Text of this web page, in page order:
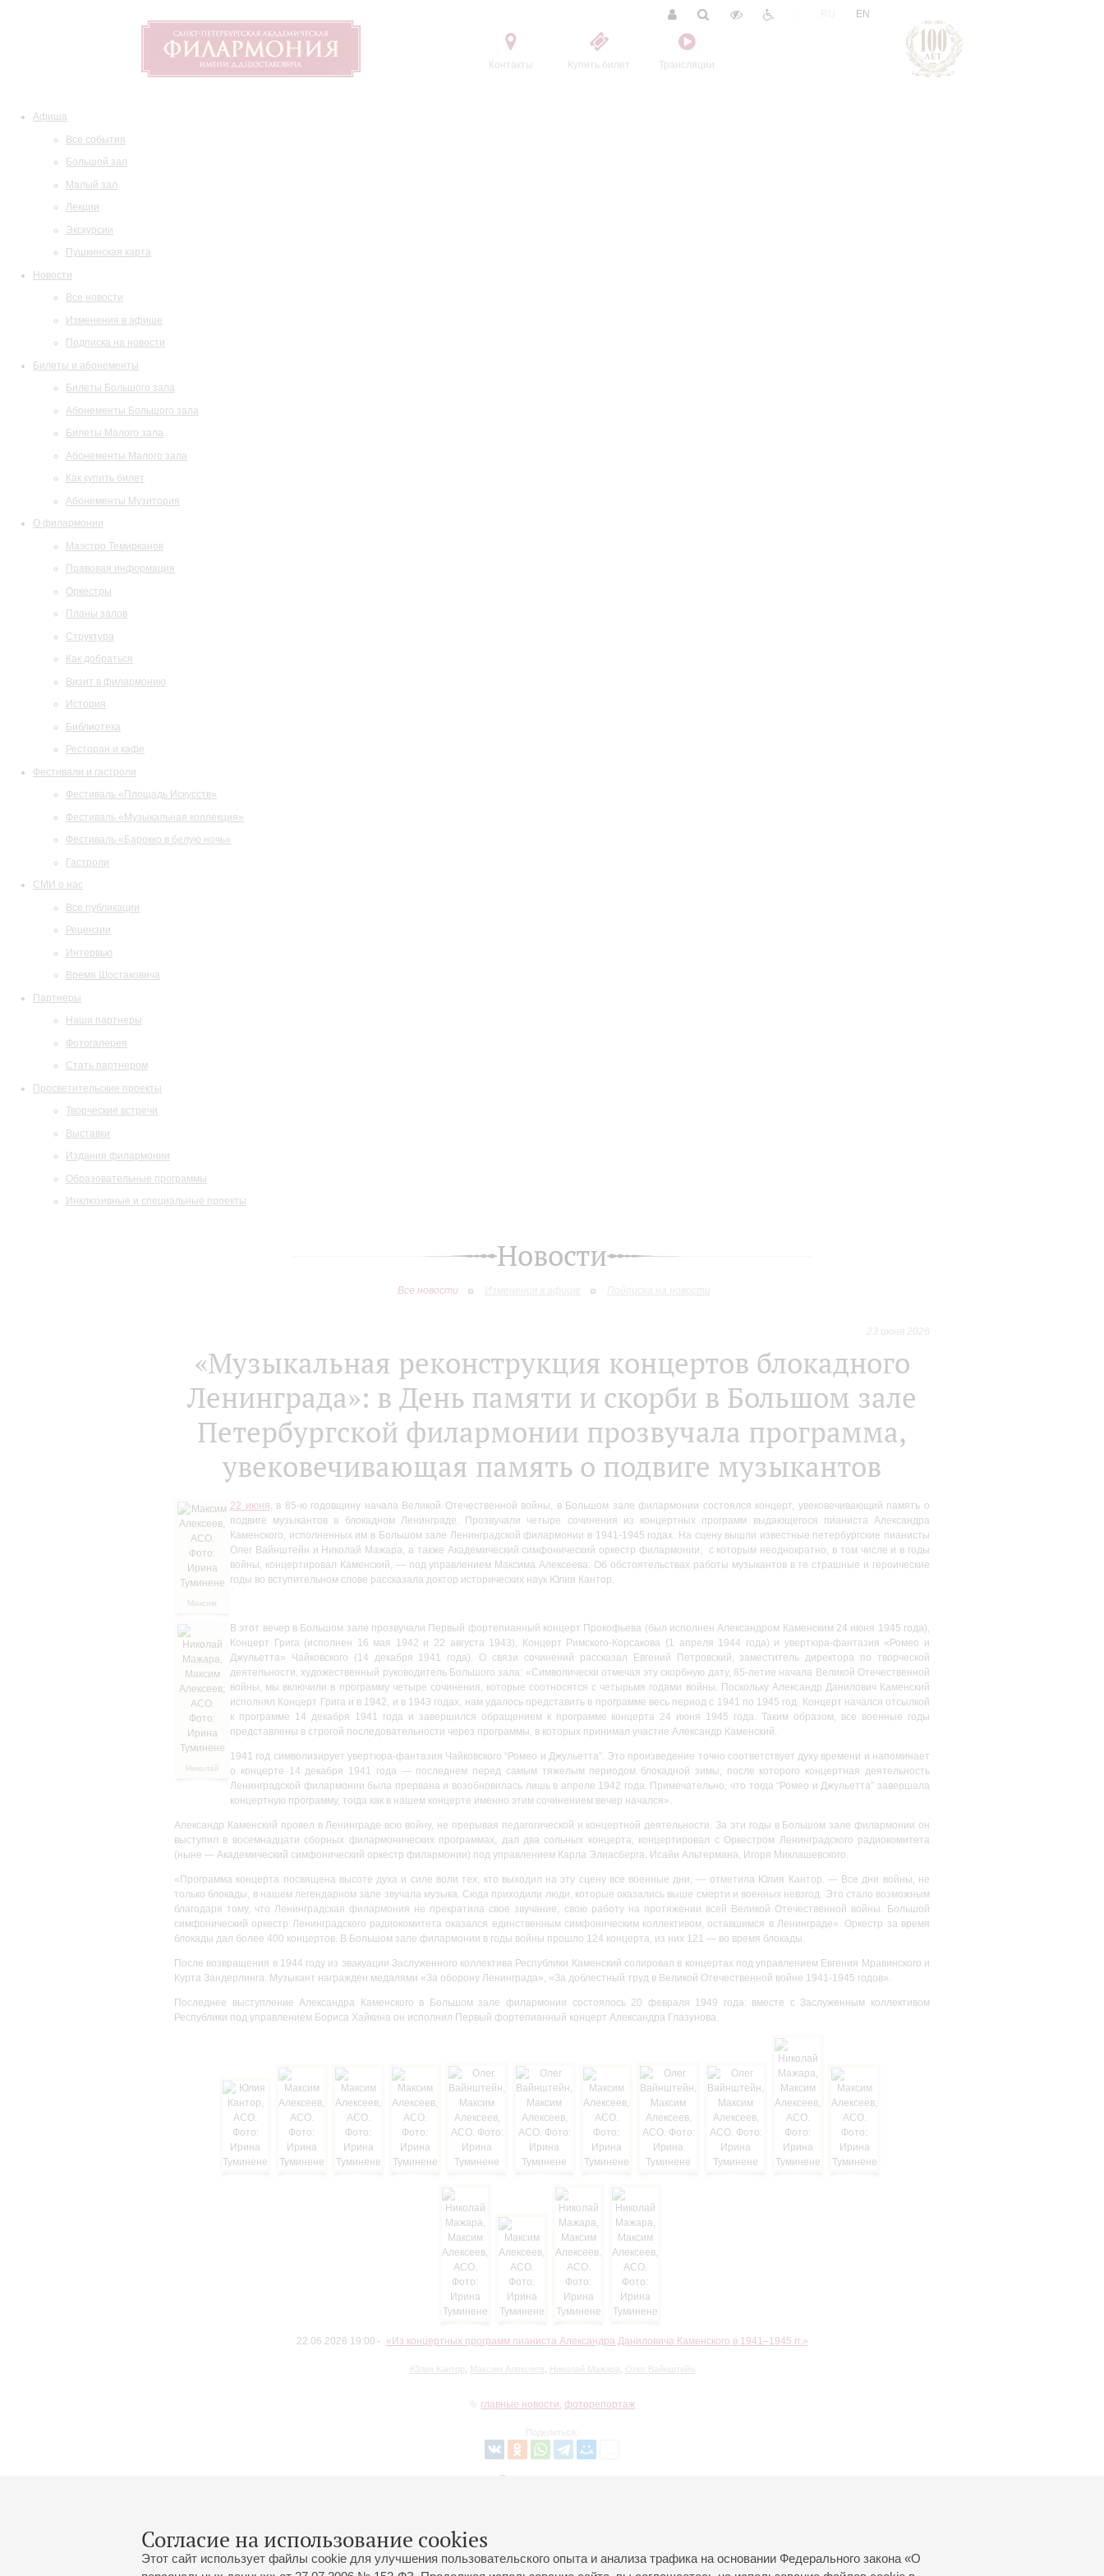
Контакты Купить билет Трансляции
EN
Афиша
Все события
Большой зал
Малый зал
Лекции
Экскурсии
Пушкинская карта
Новости
Все новости
Изменения в афише
Подписка на новости
Билеты и абонементы
Билеты Большого зала
Абонементы Большого зала
Билеты Малого зала
Абонементы Малого зала
Как купить билет
Абонементы Музитория
О филармонии
Маэстро Темирканов
Правовая информация
Оркестры
Планы залов
Структура
Как добраться
Визит в филармонию
История
Библиотека
Ресторан и кафе
Фестивали и гастроли
Фестиваль «Площадь Искусств»
Фестиваль «Музыкальная коллекция»
Фестиваль «Барокко в белую ночь»
Гастроли
СМИ о нас
Все публикации
Рецензии
Интервью
Время Шостаковича
Партнеры
Наши партнеры
Фотогалерея
Стать партнером
Просветительские проекты
Творческие встречи
Выставки
Издания филармонии
Образовательные программы
Инклюзивные и специальные проекты
Новости
Все новости Изменения в афише Подписка на новости
Согласие на использование cookies
Этот сайт использует файлы cookie для улучшения пользовательского опыта и анализа трафика на основании Федерального закона «О
23 июня 2026
«Музыкальная реконструкция концертов блокадного
Ленинграда»: в День памяти и скорби в Большом зале
Петербургской филармонии прозвучала программа,
увековечивающая память о подвиге музыкантов
Максим
Фото:
Ирина
Туминене
22 июня , в 85-ю годовщину начала Великой Отечественной войны, в Большом зале филармонии состоялся концерт, увековечивающий память о
подвиге музыкантов в блокадном Ленинграде. Прозвучали четыре сочинения из концертных программ выдающегося пианиста Александра
Каменского, исполненных им в Большом зале Ленинградской филармонии в 1941-1945 годах. На сцену вышли известные петербургские пианисты
Олег Вайнштейн и Николай Мажара, а также Академический симфонический оркестр филармонии, с которым неоднократно, в том числе и в годы
войны, концертировал Каменский, — под управлением Максима Алексеева. Об обстоятельствах работы музыкантов в те страшные и героические
годы во вступительном слове рассказала доктор исторических наук Юлия Кантор.
Николай
Ирина
Туминене
В этот вечер в Большом зале прозвучали Первый фортепианный концерт Прокофьева (был исполнен Александром Каменским 24 июня 1945 года),
Концерт Грига (исполнен 16 мая 1942 и 22 августа 1943), Концерт Римского-Корсакова (1 апреля 1944 года) и увертюра-фантазия «Ромео и
Джульетта» Чайковского (14 декабря 1941 года). О связи сочинений рассказал Евгений Петровский, заместитель директора по творческой
деятельности, художественный руководитель Большого зала: «Символически отмечая эту скорбную дату, 85-летие начала Великой Отечественной
войны, мы включили в программу четыре сочинения, которые соотносятся с четырьмя годами войны. Поскольку Александр Данилович Каменский
исполнял Концерт Грига и в 1942, и в 1943 годах, нам удалось представить в программе весь период с 1941 по 1945 год. Концерт начался отсылкой
к программе 14 декабря 1941 года и завершился обращением к программе концерта 24 июня 1945 года. Таким образом, все военные годы
представлены в строгой последовательности через программы, в которых принимал участие Александр Каменский.
1941 год символизирует увертюра-фантазия Чайковского “Ромео и Джульетта”. Это произведение точно соответствует духу времени и напоминает
о концерте 14 декабря 1941 года — последнем перед самым тяжелым периодом блокадной зимы, после которого концертная деятельность
Ленинградской филармонии была прервана и возобновилась лишь в апреле 1942 года. Примечательно, что тогда “Ромео и Джульетта” завершала
концертную программу, тогда как в нашем концерте именно этим сочинением вечер начался».
Александр Каменский провел в Ленинграде всю войну, не прерывая педагогической и концертной деятельности. За эти годы в Большом зале филармонии он
выступил в восемнадцати сборных филармонических программах, дал два сольных концерта, концертировал с Оркестром Ленинградского радиокомитета
(ныне — Академический симфонический оркестр филармонии) под управлением Карла Элиасберга, Исайи Альтермана, Игоря Миклашевского.
«Программа концерта посвящена высоте духа и силе воли тех, кто выходил на эту сцену все военные дни, — отметила Юлия Кантор. — Все дни войны, не
только блокады, в нашем легендарном зале звучала музыка. Сюда приходили люди, которые оказались выше смерти и военных невзгод. Это стало возможным
благодаря тому, что Ленинградская филармония не прекратила свое звучание, свою работу на протяжении всей Великой Отечественной войны. Большой
симфонический оркестр Ленинградского радиокомитета оказался единственным симфоническим коллективом, оставшимся в Ленинграде». Оркестр за время
блокады дал более 400 концертов. В Большом зале филармонии в годы войны прошло 124 концерта, из них 121 — во время блокады.
После возвращения в 1944 году из эвакуации Заслуженного коллектива Республики Каменский солировал в концертах под управлением Евгения Мравинского и
Курта Зандерлинга. Музыкант награжден медалями «За оборону Ленинграда», «За доблестный труд в Великой Отечественной войне 1941-1945 годов».
Последнее выступление Александра Каменского в Большом зале филармонии состоялось 20 февраля 1949 года: вместе с Заслуженным коллективом
Республики под управлением Бориса Хайкина он исполнил Первый фортепианный концерт Александра Глазунова.
22.06.2026 19:00 «Из концертных программ пианиста Александра Даниловича Каменского в 1941–1945 гг.»
Юлия Кантор Максим Алексеев Николай Мажара Олег Вайнштейн
главные новости ,фоторепортаж
Поделиться:
Вернуться в список